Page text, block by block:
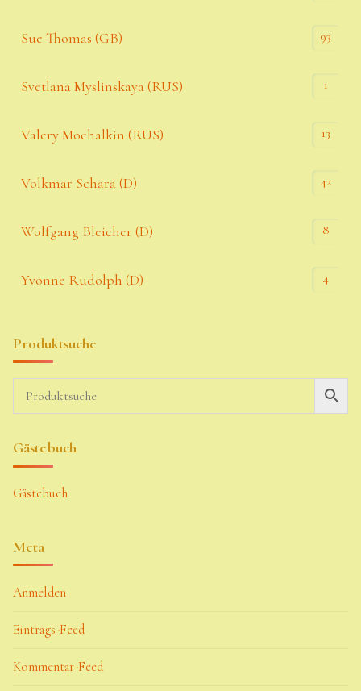
Sue Thomas (GB) 93
Svetlana Myslinskaya (RUS) 1
Valery Mochalkin (RUS) 13
Volkmar Schara (D) 42
Wolfgang Bleicher (D) 8
Yvonne Rudolph (D) 4
Produktsuche
Gästebuch
Gästebuch
Meta
Anmelden
Eintrags-Feed
Kommentar-Feed